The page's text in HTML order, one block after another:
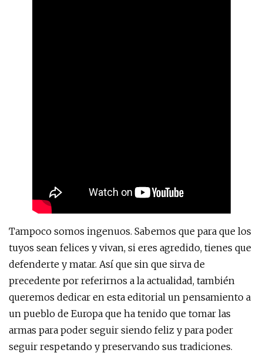
Tampoco somos ingenuos. Sabemos que para que los
tuyos sean felices y vivan, si eres agredido, tienes que
defenderte y matar. Así que sin que sirva de
precedente por referirnos a la actualidad, también
queremos dedicar en esta editorial un pensamiento a
un pueblo de Europa que ha tenido que tomar las
armas para poder seguir siendo feliz y para poder
seguir respetando y preservando sus tradiciones.